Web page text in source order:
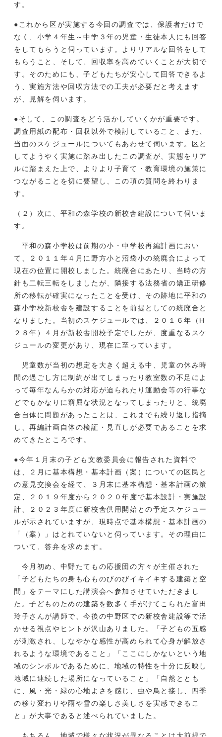
す。
●これから区が実施する今回の調査では、保護者だけで
なく、小学４年生～中学３年の児童・生徒本人にも回答
をしてもらうと伺っています。よりリアルな回答をして
もらうこと、そして、回収率を高めていくことが大切で
す。そのためにも、子どもたちが安心して回答できるよ
う、実施方法や回収方法での工夫が必要だと考えます
が、見解を伺います。
●そして、この調査をどう活かしていくかが重要です。
調査用紙の配布・回収以外で検討していること、また、
当面のスケジュールについてもあわせて伺います。区と
してようやく実施に踏み出したこの調査が、実態をリア
ルに踏まえた上で、よりより子育て・教育環境の施策に
つながることを切に要望し、この項の質問を終わりま
す。
（２）次に、平和の森学校の新校舎建設について伺いま
す。
平和の森小学校は前期の小・中学校再編計画におい
て、２０１１年４月に野方小と沼袋小の統廃合によって
現在の位置に開校しました。統廃合にあたり、当時の方
針も二転三転をしましたが、隣接する法務省の矯正研修
所の移転が確実になったことを受け、その跡地に平和の
森小学校新校舎を建設することを前提としての統廃合と
なりました。当初のスケジュールでは、２０１６年（H
２８年）４月が新校舎開校予定でしたが、度重なるスケ
ジュールの変更があり、現在に至っています。
児童数が当初の想定を大きく超える中、児童の休み時
間の過ごし方に制約が出てしまったり教室数の不足によ
って毎年なんらかの対応が迫られたり運動会等の行事な
どでもかなりに窮屈な状況となってしまったりと、統廃
合自体に問題があったことは、これまでも繰り返し指摘
し、再編計画自体の検証・見直しが必要であることを求
めてきたところです。
●今年１月末の子ども文教委員会に報告された資料で
は、２月に基本構想・基本計画（案）についての区民と
の意見交換会を経て、３月末に基本構想・基本計画の策
定、２０１９年度から２０２０年度で基本設計・実施設
計、２０２３年度に新校舎供用開始との予定スケジュー
ルが示されていますが、現時点で基本構想・基本計画の
「（案）」はとれていないと伺っています。その理由に
ついて、答弁を求めます。
今月初め、中野たてもの応援団の方々が主催された
「子どもたちの身も心ものびのびイキイキする建築と空
間」をテーマにした講演会へ参加させていただきまし
た。子どものための建築を数多く手がけてこられた富田
玲子さんが講師で、今後の中野区での新校舎建設等で活
かせる視点やヒントが沢山ありました。「子どもの五感
が刺激され、しなやかな感性が高められて心身が解放さ
れるような環境であること」「ここにしかないという地
域のシンボルであるために、地域の特性を十分に反映し
地域に連続した場所になっていること」「自然ととも
に、風・光・緑の心地よさを感じ、虫や鳥と接し、四季
の移り変わりや雨や雪の楽しさ美しさを実感できるこ
と」が大事であると述べられていました。